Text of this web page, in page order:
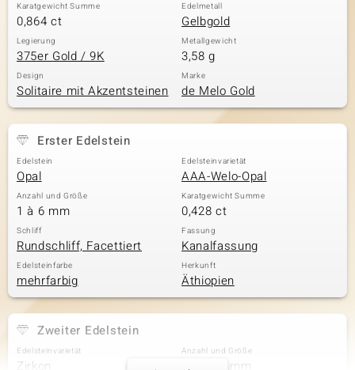
Karatgewicht Summe
0,864 ct
Edelmetall
Gelbgold
Legierung
375er Gold / 9K
Metallgewicht
3,58 g
Design
Solitaire mit Akzentsteinen
Marke
de Melo Gold
Erster Edelstein
Edelstein
Opal
Edelsteinvarietät
AAA-Welo-Opal
Anzahl und Größe
1 à 6 mm
Karatgewicht Summe
0,428 ct
Schliff
Rundschliff, Facettiert
Fassung
Kanalfassung
Edelsteinfarbe
mehrfarbig
Herkunft
Äthiopien
Zweiter Edelstein
Edelsteinvarietät
Zirkon
Anzahl und Größe
20 à 1,5 mm